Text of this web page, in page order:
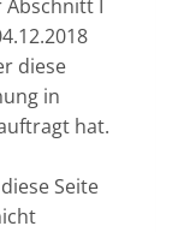
I
diese
in
hat.
Seite